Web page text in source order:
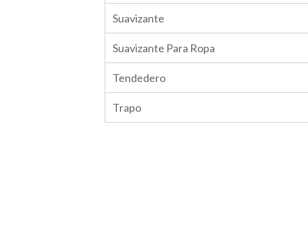
Suavizante
Suavizante Para Ropa
Tendedero
Trapo